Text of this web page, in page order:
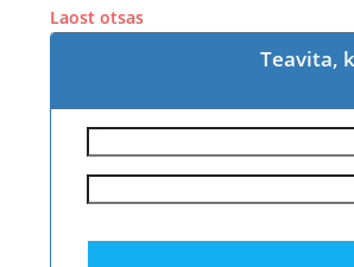
Laost otsas
Teavita,